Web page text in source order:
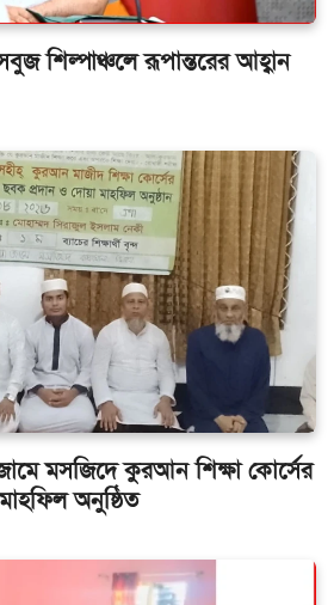
শিল্পাঞ্চলে রূপান্তরের আহ্বান
মসজিদে কুরআন শিক্ষা কোর্সের
অনুষ্ঠিত